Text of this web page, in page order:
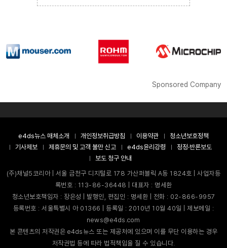
Sponsored Company
e4ds뉴스 매체소개 개인정보취급방침 이용약관
청소년보호정책
기사제보
제휴문의 및 고객 불만 신고 e4ds윤리강령
정정·반론보도
보도 청구 안내
(주)채널5코리아 | 서울 금천구 디지털로 178 가산퍼블릭 A동 1824호 | 사업자등
록번호 : 113-86-36448 | 대표자 : 명세환
청소년보호책임자 : 장은성 | 발행인, 편집인 : 명세환 | 전화 : 02-866-9957
등록번호 : 서울특별시 아 01366 | 등록일 : 2010년 10월 40일 | 제보메일 :
news@e4ds.com
본 콘텐츠의 저작권은 e4ds뉴스 또는 제공처에 있으며 이를 무단 이용하는 경우
저작권법 등에 따라 법적책임을 질 수 있습니다.